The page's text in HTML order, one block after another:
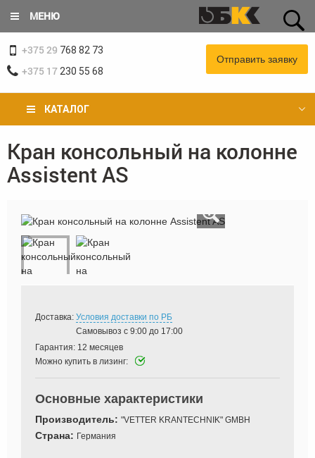
основному
содержанию
МЕНЮ
+375 29 768 82 73
+375 17 230 55 68
Отправить заявку
КАТАЛОГ
Вы
здесь
Кран консольный на колонне
Assistent AS
Доставка: Условия доставки по РБ
Самовывоз с 9:00 до 17:00
Гарантия: 12 месяцев
Можно купить в лизинг:
Основные характеристики
Производитель: "VETTER KRANTECHNIK" GMBH
Страна: Германия